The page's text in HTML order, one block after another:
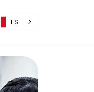
ES